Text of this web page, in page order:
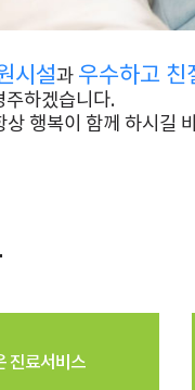
시설과 우수하고 친
주하겠습니다.
행복이 함께 하시길
진료서비스